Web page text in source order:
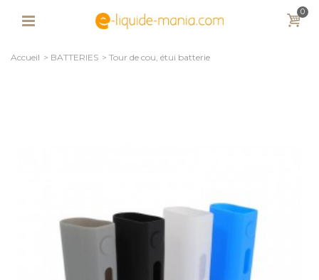
0
Accueil > BATTERIES > Tour de cou, étui batterie